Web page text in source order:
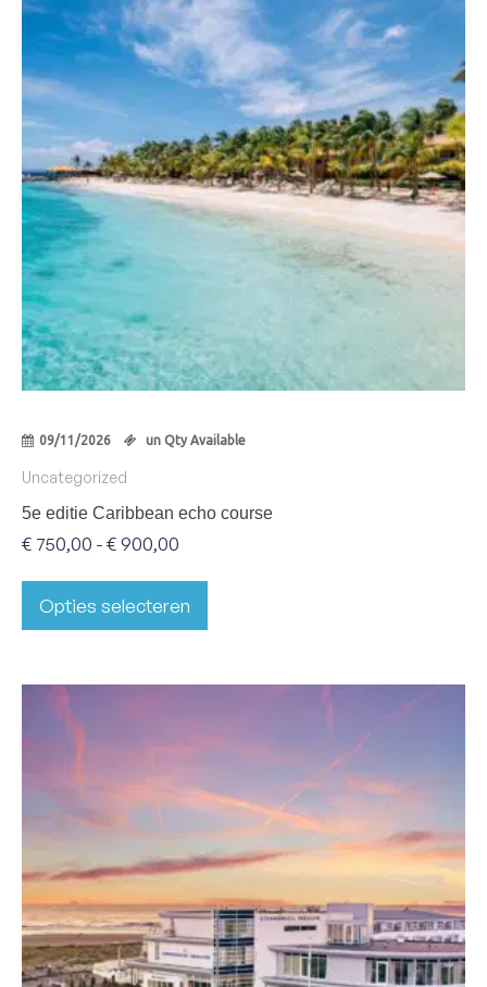
09/11/2026 un Qty Available
Uncategorized
5e editie Caribbean echo course
€ 750,00 - €900,00
Opties selecteren